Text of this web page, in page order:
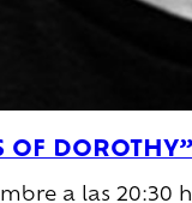
OF
a las